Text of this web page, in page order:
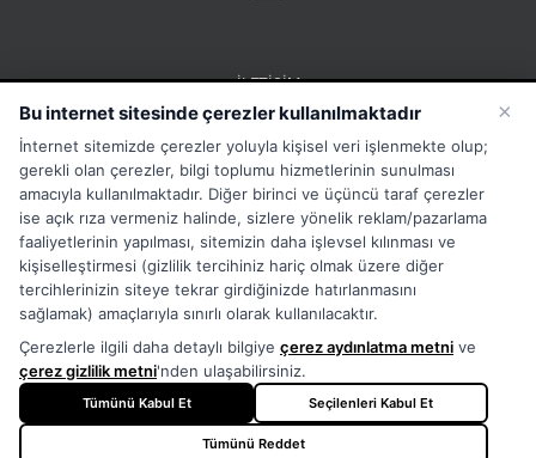
İLETIŞIM
15 Temmuz Mah. 1468 Sok. No:5 Güneşli Bağcılar
İstanbul Türkiye
Phone:Merkez:+902126563010 Destek:+908502228722
WhatsApp:+905333867971
Fax:+902126563005
Email:info@tora.com.tr
Web:TORA
2026 - TORA - All Rights Reserved
×
Bu internet sitesinde çerezler kullanılmaktadır
İnternet sitemizde çerezler yoluyla kişisel veri işlenmekte olup;
gerekli olan çerezler, bilgi toplumu hizmetlerinin sunulması
amacıyla kullanılmaktadır. Diğer birinci ve üçüncü taraf çerezler
ise açık rıza vermeniz halinde, sizlere yönelik reklam/pazarlama
faaliyetlerinin yapılması, sitemizin daha işlevsel kılınması ve
kişiselleştirmesi (gizlilik tercihiniz hariç olmak üzere diğer
tercihlerinizin siteye tekrar girdiğinizde hatırlanmasını
sağlamak) amaçlarıyla sınırlı olarak kullanılacaktır.
Çerezlerle ilgili daha detaylı bilgiye çerez aydınlatma metni ve
çerez gizlilik metni'nden ulaşabilirsiniz.
Tümünü Kabul Et Seçilenleri Kabul Et
Tümünü Reddet